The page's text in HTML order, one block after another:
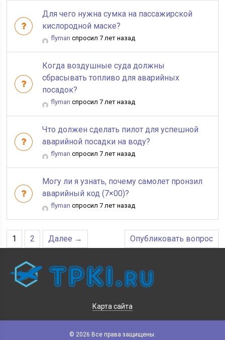
Для чего нужна сумка на пассажирской
кислородной маске?
flyman спросил 7 лет назад
Когда воздушные суда должны
сбрасывать топливо для аварийных
посадок?
flyman спросил 7 лет назад
Что должен сделать пилот для успешной
аварийной посадки на воду?
flyman спросил 7 лет назад
Могу ли я узнать, почему самолет пронзил
аварийный код (7×00)?
flyman спросил 7 лет назад
1 2 Далее → Опубликовать вопрос
Карта сайта
© 2026 Все права защищены.